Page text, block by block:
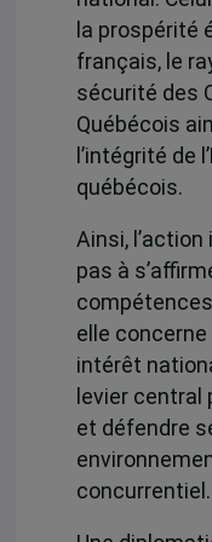
la prospérité
français, le
sécurité des
Québécois
l’intégrité de
québécois.
Ainsi,
pas à
compétences
elle
intérêt
levier
et défendre
concurrentiel.